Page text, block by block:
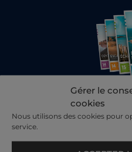
Gérer le
cookies
Nous utilisons des cookies pour
service.
Sur la boutique
idées, Thalasso, Spa,
Séjours.
occasions… et pour